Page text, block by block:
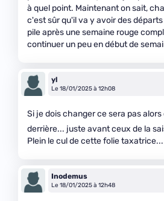
à quel point. Maintenant on sait,
c'est sûr qu'il va y avoir des
pile après une semaine rouge
continuer un peu en début de
yl
Le 18/01/2025 à 12h08
Si je dois changer ce sera pas
derrière... juste avant ceux de la
Plein le cul de cette folie taxatrice...
Inodemus
Le 18/01/2025 à 12h48